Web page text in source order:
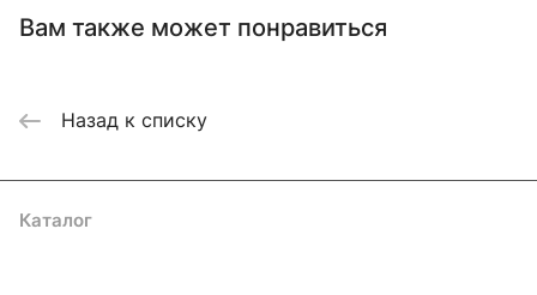
Вам также может понравиться
Назад к списку
Каталог